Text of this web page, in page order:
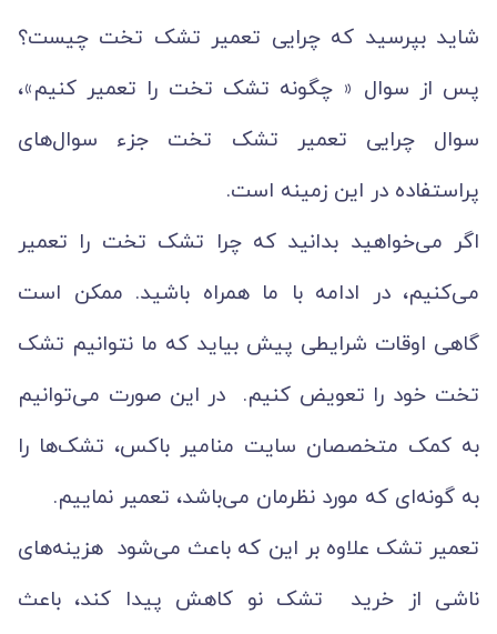
شاید بپرسید که چرایی تعمیر تشک تخت چیست؟
پس از سوال « چگونه تشک تخت را تعمیر کنیم»،
سوال چرایی تعمیر تشک تخت جزء سوال‌های
پراستفاده در این زمینه است.
اگر می‌خواهید بدانید که چرا تشک تخت را تعمیر
می‌کنیم، در ادامه با ما همراه باشید. ممکن است
گاهی اوقات شرایطی پیش بیاید که ما نتوانیم تشک
تخت خود را تعویض کنیم. در این صورت می‌توانیم
به کمک متخصصان سایت منامیر باکس، تشک‌ها را
به گونه‌ای که مورد نظرمان می‌باشد، تعمیر نماییم.
تعمیر تشک علاوه بر این که باعث می‌شود هزینه‌های
ناشی از خرید تشک نو کاهش پیدا کند، باعث